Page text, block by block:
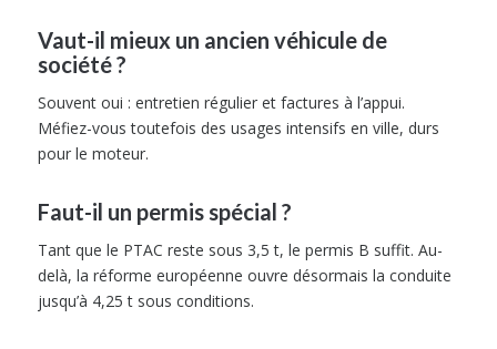
Vaut-il mieux un ancien véhicule de
société ?
Souvent oui : entretien régulier et factures à l’appui.
Méfiez-vous toutefois des usages intensifs en ville, durs
pour le moteur.
Faut-il un permis spécial ?
Tant que le PTAC reste sous 3,5 t, le permis B suffit. Au-
delà, la réforme européenne ouvre désormais la conduite
jusqu’à 4,25 t sous conditions.